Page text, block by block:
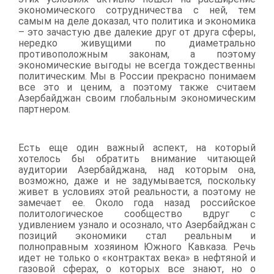
экономического сотрудничества с ней, тем
самым на деле доказал, что политика и экономика
– это зачастую две далекие друг от друга сферы,
нередко живущими по диаметрально
противоположным законам, а поэтому
экономические выгоды не всегда тождественны
политическим. Мы в России прекрасно понимаем
все это и ценим, а поэтому также считаем
Азербайджан своим глобальным экономическим
партнером.
Есть еще один важный аспект, на который
хотелось бы обратить внимание читающей
аудитории Азербайджана, над которым она,
возможно, даже и не задумывается, поскольку
живет в условиях этой реальности, а поэтому не
замечает ее. Около года назад российское
политологическое сообщество вдруг с
удивлением узнало и осознало, что Азербайджан с
позиций экономики стал реальным и
полноправным хозяином Южного Кавказа. Речь
идет не только о «контрактах века» в нефтяной и
газовой сферах, о которых все знают, но о